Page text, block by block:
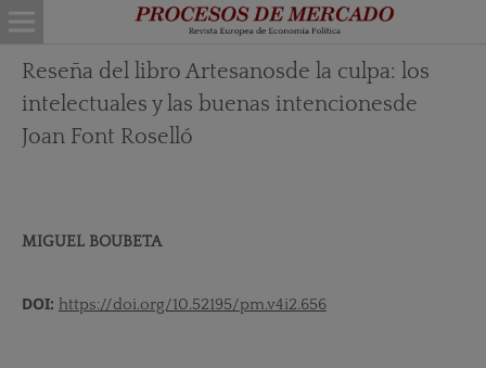
Reseña del libro Artesanosde la culpa: los
intelectuales y las buenas intencionesde
Joan Font Roselló
MIGUEL BOUBETA
DOI: https://doi.org/10.52195/pm.v4i2.656